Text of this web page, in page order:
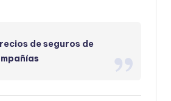
de seguros de